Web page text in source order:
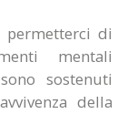
permetterci di
mentali
sostenuti
della